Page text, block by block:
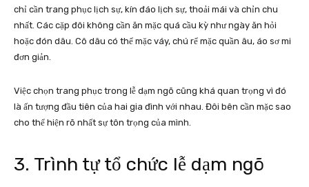
chỉ cần trang phục lịch sự, kín đáo lịch sự, thoải mái và chỉn chu
nhất. Các cặp đôi không cần ăn mặc quá cầu kỳ như ngày ăn hỏi
hoặc đón dâu. Cô dâu có thể mặc váy, chú rể mặc quần âu, áo sơ mi
đơn giản.
Việc chọn trang phục trong lễ dạm ngõ cũng khá quan trọng vì đó
là ấn tượng đầu tiên của hai gia đình với nhau. Đôi bên cần mặc sao
cho thể hiện rõ nhất sự tôn trọng của mình.
3. Trình tự tổ chức lễ dạm ngõ